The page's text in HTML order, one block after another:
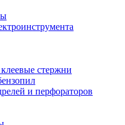
стержни
и перфораторов